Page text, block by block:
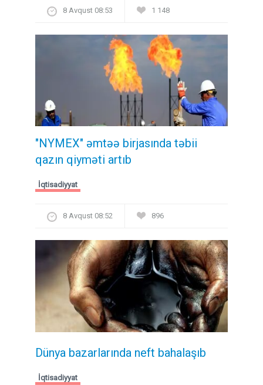
8 Avqust 08:53 1 148
"NYMEX" əmtəə birjasında təbii
qazın qiyməti artıb
İqtisadiyyat
8 Avqust 08:52 896
Dünya bazarlarında neft bahalaşıb
İqtisadiyyat